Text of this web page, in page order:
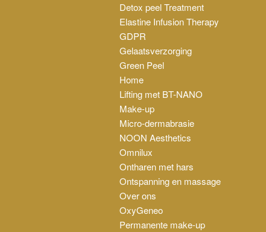
Detox peel Treatment
Elastine Infusion Therapy
GDPR
Gelaatsverzorging
Green Peel
Home
Lifting met BT-NANO
Make-up
Micro-dermabrasie
NOON Aesthetics
Omnilux
Ontharen met hars
Ontspanning en massage
Over ons
OxyGeneo
Permanente make-up